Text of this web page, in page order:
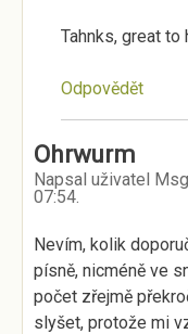
Tahnks, great to
Odpovědět
Ohrwurm
Napsal uživatel
07:54.
Nevím, kolik
písně, nicméně ve
počet zřejmě
slyšet, protože mi